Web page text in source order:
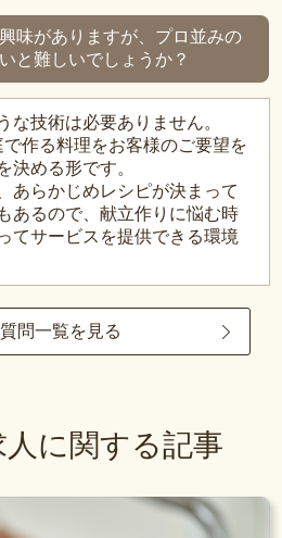
味がありますが、プロ並みの
と難しいでしょうか？
な技術は必要ありません。
作る料理をお客様のご要望を
決める形です。
あらかじめレシピが決まって
あるので、献立作りに悩む時
てサービスを提供できる環境
問一覧を見る
に関する記事